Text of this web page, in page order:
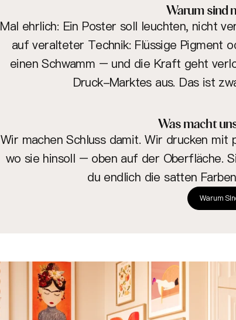
Warum sind
Mal ehrlich: Ein Poster soll leuchten, nicht
auf veralteter Technik: Flüssige Pigment
einen Schwamm – und die Kraft geht
Druck-Marktes aus. Das ist
Was macht
Wir machen Schluss damit. Wir drucken
wo sie hinsoll – oben auf der Oberfläche.
du endlich die satten
Warum